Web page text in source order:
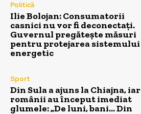
Politică
Ilie Bolojan: Consumatorii
casnici nu vor fi deconectați.
Guvernul pregătește măsuri
pentru protejarea sistemului
energetic
Sport
Din Sula a ajuns la Chiajna, iar
românii au început imediat
glumele: „De luni, bani… Din